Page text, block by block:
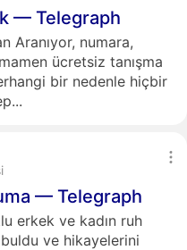
— Telegraph
Aranıyor, numara,
ücretsiz tanışma
bir nedenle hiçbir
— Telegraph
erkek ve kadın ruh
ve hikayelerini